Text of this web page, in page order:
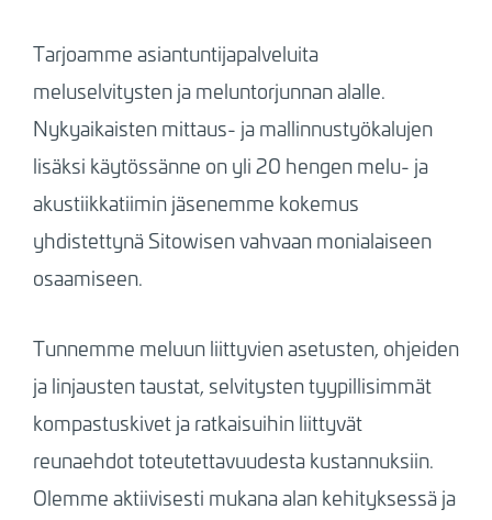
Tarjoamme asiantuntijapalveluita
meluselvitysten ja meluntorjunnan alalle.
Nykyaikaisten mittaus- ja mallinnustyökalujen
lisäksi käytössänne on yli 20 hengen melu- ja
akustiikkatiimin jäsenemme kokemus
yhdistettynä Sitowisen vahvaan monialaiseen
osaamiseen.
Tunnemme meluun liittyvien asetusten, ohjeiden
ja linjausten taustat, selvitysten tyypillisimmät
kompastuskivet ja ratkaisuihin liittyvät
reunaehdot toteutettavuudesta kustannuksiin.
Olemme aktiivisesti mukana alan kehityksessä ja